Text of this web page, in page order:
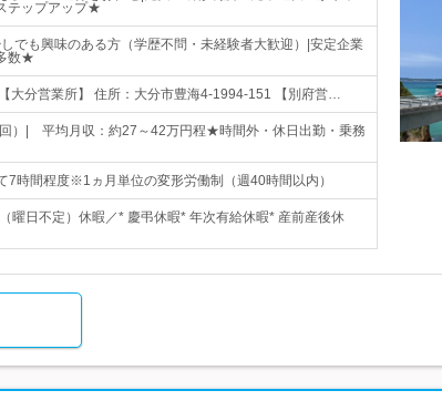
テップアップ★
でも興味のある方（学歴不問・未経験者大歓迎）|安定企業
数★
大分営業所】 住所：大分市豊海4-1994-151 【別府営…
）| 平均月収：約27～42万円程★時間外・休日出勤・乗務
時間程度※1ヵ月単位の変形労働制（週40時間以内）
日不定）休暇／* 慶弔休暇* 年次有給休暇* 産前産後休